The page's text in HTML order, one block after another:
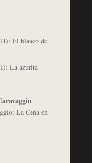
El blanco de
La azurita
La Cena en